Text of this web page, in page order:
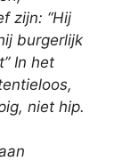
zijn: “Hij
burgerlijk
In het
niet hip.